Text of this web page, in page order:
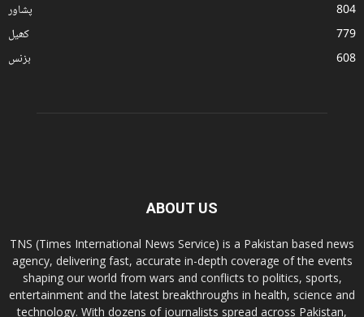
پشاور
804
کھیل
779
بزنس
608
ABOUT US
TNS (Times International News Service) is a Pakistan based news
agency, delivering fast, accurate in-depth coverage of the events
shaping our world from wars and conflicts to politics, sports,
entertainment and the latest breakthroughs in health, science and
technology. With dozens of journalists spread across Pakistan,